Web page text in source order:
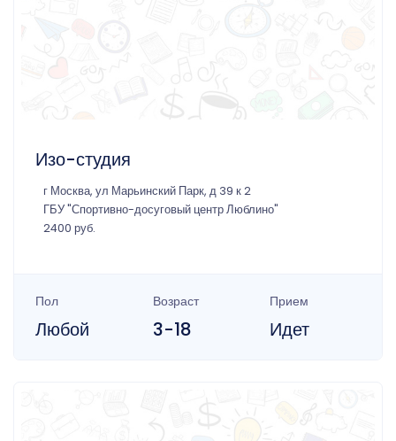
Изо-студия
г Москва, ул Марьинский Парк, д 39 к 2
ГБУ "Спортивно-досуговый центр Люблино"
2400 руб.
Пол
Любой
Возраст
3-18
Прием
Идет